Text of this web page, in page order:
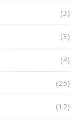
(3)
(3)
(4)
(25)
(12)